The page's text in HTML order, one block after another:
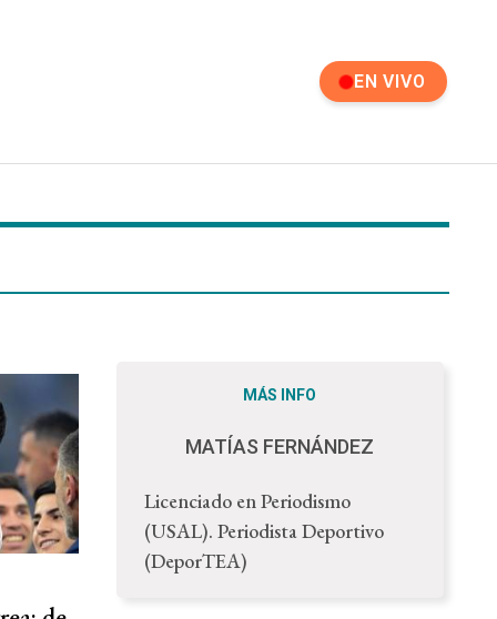
EN VIVO
EN VIVO
MÁS INFO
MATÍAS FERNÁNDEZ
Licenciado en Periodismo
(USAL). Periodista Deportivo
(DeporTEA)